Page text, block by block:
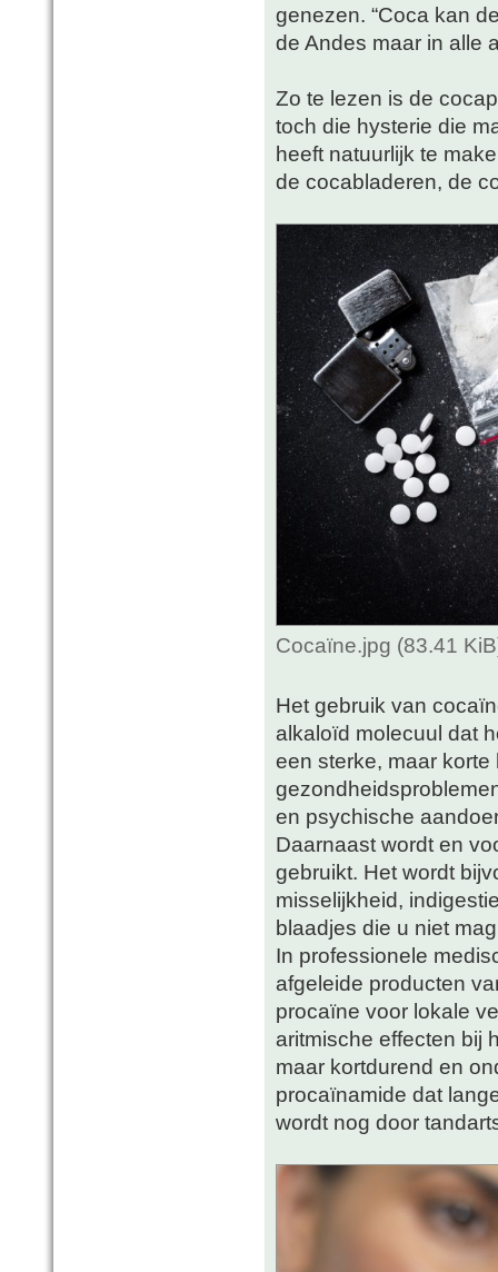
genezen. “Coca kan
de Andes maar in alle
Zo te lezen is de
toch die hysterie die
heeft natuurlijk te
de cocabladeren, de
Cocaïne.jpg (83.41
Het gebruik van
alkaloïd molecuul dat
een sterke, maar
en psychische
Daarnaast wordt en
gebruikt. Het wordt
misselijkheid,
blaadjes die u niet
In professionele
afgeleide producten
procaïne voor lokale
aritmische effecten bij
maar kortdurend en
procaïnamide dat
wordt nog door